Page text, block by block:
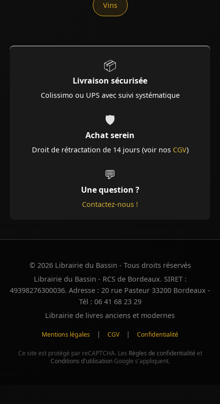
Vins
📦
Livraison sécurisée
Colissimo ou UPS avec suivi systématique
🛡️
Achat serein
Droit de rétractation de 14 jours (voir nos CGV)
💬
Une question ?
Contactez-nous !
© 2026 Librairie du Bassin - Tous droits réservés
Librairie du Bassin - RCS de Bordeaux. SIRET :
49398276300036. Adresse : 20 rue Pasteur 33200 Bordeaux -
Tél : 06 41 68 23 29
Librairie de livres anciens et modernes
Mentions légales | CGV | Confidentialité
Ce site est protégé par reCAPTCHA. Les Règles de confidentialité et
Conditions d'utilisationGoogle s'appliquent.